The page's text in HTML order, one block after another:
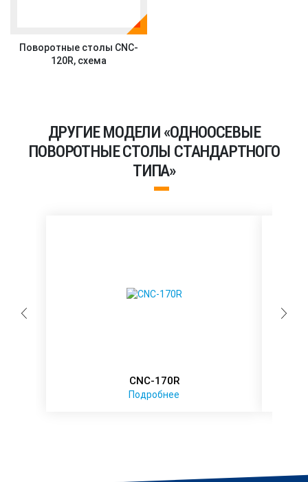
Поворотные столы CNC-
120R, схема
ДРУГИЕ МОДЕЛИ «ОДНООСЕВЫЕ
ПОВОРОТНЫЕ СТОЛЫ СТАНДАРТНОГО
ТИПА»
CNC-170R
Подробнее